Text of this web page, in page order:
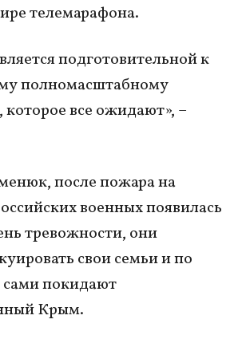
телемарафона.
подготовительной к
полномасштабному
все ожидают», –
после пожара на
военных появилась
тревожности, они
свои семьи и по
покидают
Крым.